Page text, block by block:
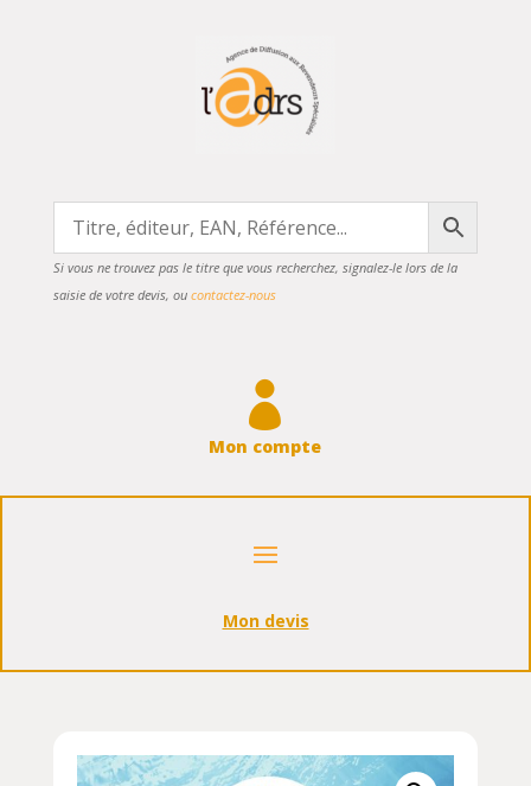
Si vous ne trouvez pas le titre que vous recherchez, signalez-le lors de la
saisie de votre devis, ou contactez-nous

Mon compte
Mon devis